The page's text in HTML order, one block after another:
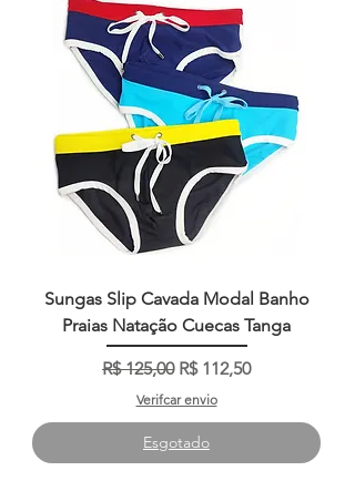
Sungas Slip Cavada Modal Banho
Praias Natação Cuecas Tanga
Preço normal
R$ 125,00 Preço promocional
R$ 112,50
Verifcar envio
Esgotado